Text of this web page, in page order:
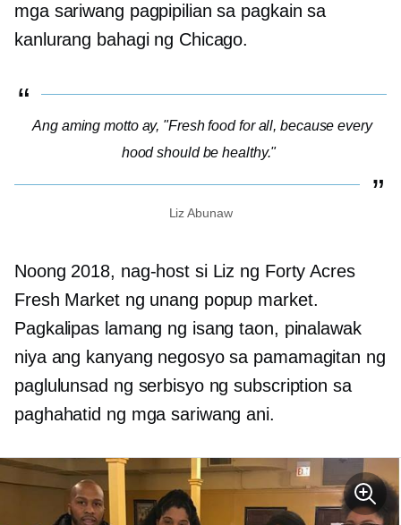
mga sariwang pagpipilian sa pagkain sa
kanlurang bahagi ng Chicago.
Ang aming motto ay, "Fresh food for all, because every
hood should be healthy."
Liz Abunaw
Noong 2018, nag-host si Liz ng Forty Acres
Fresh Market ng unang popup market.
Pagkalipas lamang ng isang taon, pinalawak
niya ang kanyang negosyo sa pamamagitan ng
paglulunsad ng serbisyo ng subscription sa
paghahatid ng mga sariwang ani.